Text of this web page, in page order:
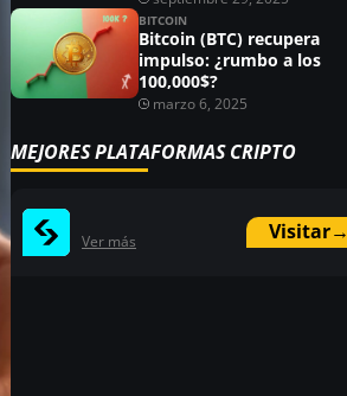
BITCOIN
Bitcoin (BTC) recupera
impulso: ¿rumbo a los
100,000$?
marzo 6, 2025
MEJORES PLATAFORMAS CRIPTO
Visitar→
Ver más